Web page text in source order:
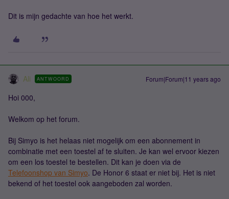
Dit is mijn gedachte van hoe het werkt.
Ali ANTWOORD Forum|Forum|11 years ago
Hoi 000,
Welkom op het forum.
Bij Simyo is het helaas niet mogelijk om een abonnement in
combinatie met een toestel af te sluiten. Je kan wel ervoor kiezen
om een los toestel te bestellen. Dit kan je doen via de
Telefoonshop van Simyo. De Honor 6 staat er niet bij. Het is niet
bekend of het toestel ook aangeboden zal worden.